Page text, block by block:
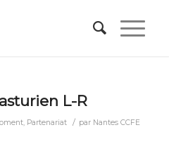
L-R
, Partenariat / par Nantes CCFE